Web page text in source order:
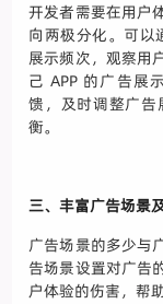
开发者需要在用户
向两极分化。可以
展示频次，观察用
己 APP 的广告展
馈，及时调整广
衡。
三、丰富广告场景
广告场景的多少与
告场景设置对广告
户体验的伤害，帮